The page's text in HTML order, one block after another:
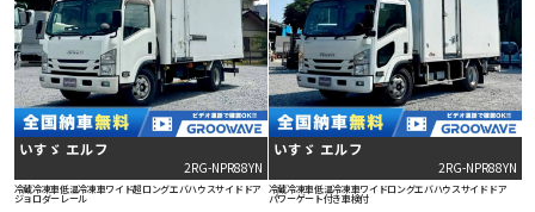
いすゞ エルフ
2RG-NPR88YN
冷蔵冷凍車低温冷凍車ワイド超ロングエバハウスサイドドア
ジョロダーレール
いすゞ エルフ
2RG-NPR88YN
冷蔵冷凍車低温冷凍車ワイドロングエバハウスサイドドア
パワーゲート付き車検付